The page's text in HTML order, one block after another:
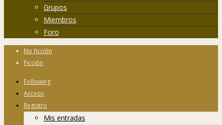
Grupos
Miembros
Foro
No ficción
Ficción
Following
Acceso
Registro
Mis entradas